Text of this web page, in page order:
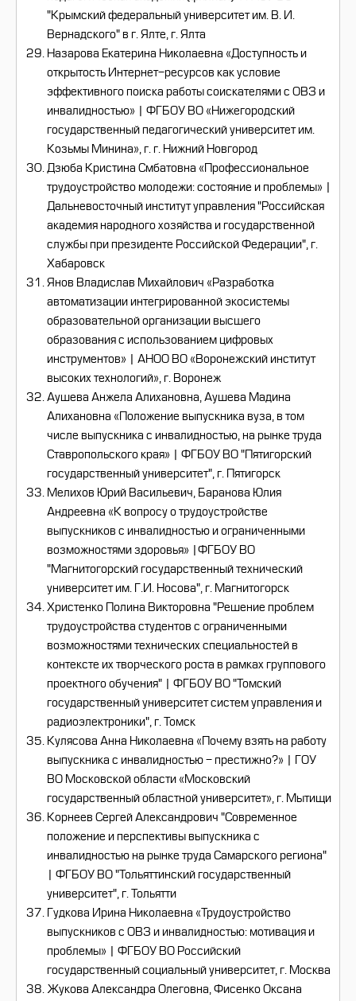
"Крымский федеральный университет им. В. И.
Вернадского" в г. Ялте, г. Ялта
Назарова Екатерина Николаевна «Доступность и
открытость Интернет-ресурсов как условие
эффективного поиска работы соискателями с ОВЗ и
инвалидностью» | ФГБОУ ВО «Нижегородский
государственный педагогический университет им.
Козьмы Минина», г. г. Нижний Новгород
Дзюба Кристина Смбатовна «Профессиональное
трудоустройство молодежи: состояние и проблемы» |
Дальневосточный институт управления "Российская
академия народного хозяйства и государственной
службы при президенте Российской Федерации", г.
Хабаровск
Янов Владислав Михайлович «Разработка
автоматизации интегрированной экосистемы
образовательной организации высшего
образования с использованием цифровых
инструментов» | АНОО ВО «Воронежский институт
высоких технологий», г. Воронеж
Аушева Анжела Алихановна, Аушева Мадина
Алихановна «Положение выпускника вуза, в том
числе выпускника с инвалидностью, на рынке труда
Ставропольского края» | ФГБОУ ВО "Пятигорский
государственный университет", г. Пятигорск
Мелихов Юрий Васильевич, Баранова Юлия
Андреевна «К вопросу о трудоустройстве
выпускников с инвалидностью и ограниченными
возможностями здоровья» |ФГБОУ ВО
"Магнитогорский государственный технический
университет им. Г.И. Носова", г. Магнитогорск
Христенко Полина Викторовна "Решение проблем
трудоустройства студентов с ограниченными
возможностями технических специальностей в
контексте их творческого роста в рамках группового
проектного обучения" | ФГБОУ ВО "Томский
государственный университет систем управления и
радиоэлектроники", г. Томск
Кулясова Анна Николаевна «Почему взять на работу
выпускника с инвалидностью - престижно?» | ГОУ
ВО Московской области «Московский
государственный областной университет», г. Мытищи
Корнеев Сергей Александрович "Современное
положение и перспективы выпускника с
инвалидностью на рынке труда Самарского региона"
| ФГБОУ ВО "Тольяттинский государственный
университет", г. Тольятти
Гудкова Ирина Николаевна «Трудоустройство
выпускников с ОВЗ и инвалидностью: мотивация и
проблемы» | ФГБОУ ВО Российский
государственный социальный университет, г. Москва
Жукова Александра Олеговна, Фисенко Оксана